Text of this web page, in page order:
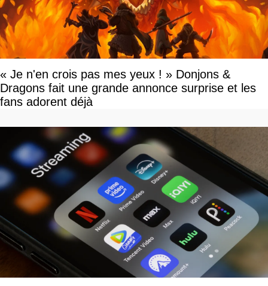
« Je n'en crois pas mes yeux ! » Donjons &
Dragons fait une grande annonce surprise et les
fans adorent déjà